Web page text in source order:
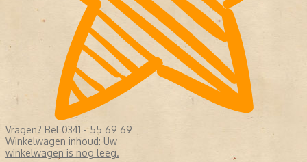
Vragen? Bel 0341 - 55 69 69
Winkelwagen inhoud: Uw
winkelwagen is nog leeg.